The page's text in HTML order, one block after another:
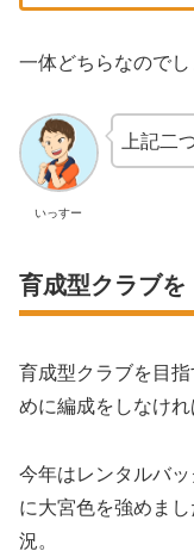
一体どちらなのでし
いっすー
上記二
育成型クラブを
育成型クラブを目指
めに編成をしなけれ
今年はレンタルバ
に大宮色を強めま
況。